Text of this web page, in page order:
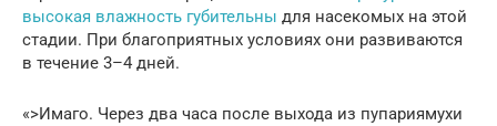
высокая влажность губительны для насекомых на этой
стадии. При благоприятных условиях они развиваются
в течение 3–4 дней.
«>Имаго. Через два часа после выхода из пупариямухи